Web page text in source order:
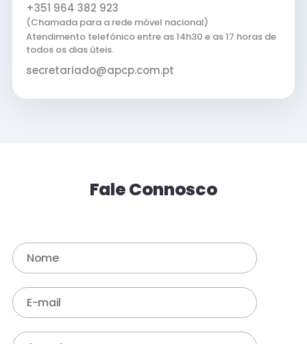
+351 964 382 923
(Chamada para a rede móvel nacional)
Atendimento telefónico entre as 14h30 e as 17 horas de
todos os dias úteis.
secretariado@apcp.com.pt
Fale Connosco